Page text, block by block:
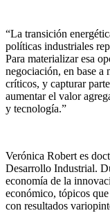
“La transición
políticas industriales
Para materializar esa
negociación, en base a
críticos, y capturar
aumentar el valor
y tecnología.”
Verónica Robert es
Desarrollo Industrial.
economía de la
económico, tópicos
con resultados